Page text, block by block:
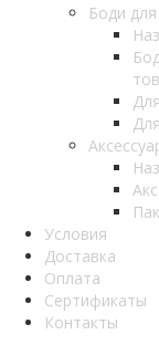
Боди
Условия
Доставка
Оплата
Сертификаты
Контакты